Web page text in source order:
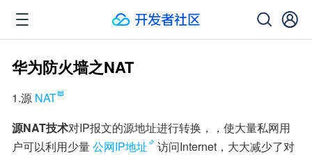
华为防火墙之NAT
1.源 NAT
源NAT技术对IP报文的源地址进行转换，，使大量私网用
户可以利用少量公网IP地址
访问Internet，大大减少了对